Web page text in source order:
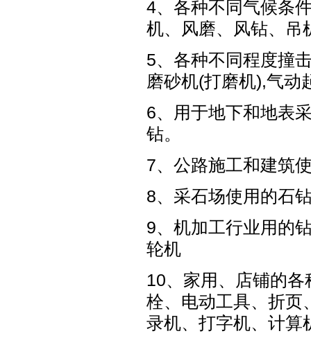
4、各种不同气候条
机、风磨、风钻、吊
5、各种不同程度撞
磨砂机(打磨机),气动
6、用于地下和地表
钻。
7、公路施工和建筑
8、采石场使用的石
9、机加工行业用的
轮机
10、家用、店铺的
栓、电动工具、折页
录机、打字机、计算